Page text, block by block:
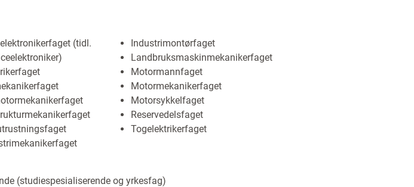
(tidl.
Industrimontørfaget
Landbruksmaskinmekanikerfaget
Motormannfaget
Motormekanikerfaget
Motorsykkelfaget
Reservedelsfaget
Togelektrikerfaget
(studiespesialiserende og yrkesfag)